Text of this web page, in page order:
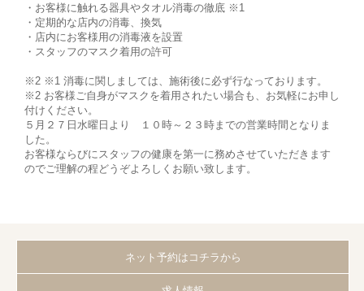
・お客様に触れる器具やタオル消毒の徹底 ※1
・定期的な店内の消毒、換気
・店内にお客様用の消毒液を設置
・スタッフのマスク着用の許可
※2 ※1 消毒に関しましては、施術後に必ず行なっております。
※2 お客様ご自身がマスクを着用されたい場合も、お気軽にお申し
付けください。
５月２７日水曜日より １０時～２３時までの営業時間となりま
した。
お客様ならびにスタッフの健康を第一に務めさせていただきます
のでご理解の程どうぞよろしくお願い致します。
ネット予約はコチラから